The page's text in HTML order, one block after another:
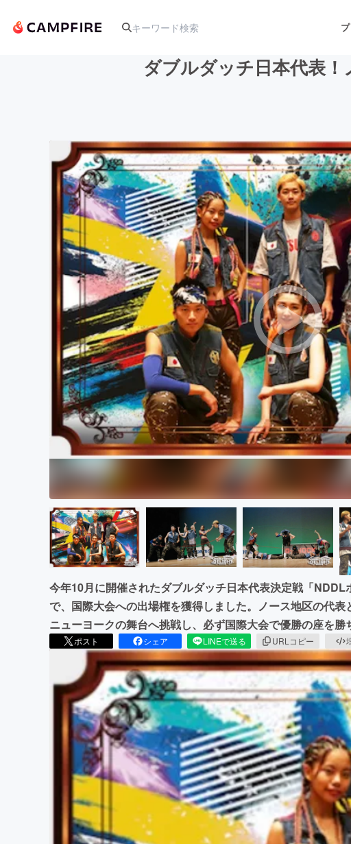
アート・写真 音楽
テクノロジー・ガジェット ゲー
映像・映画 書籍
ビジネス・起業 チャ
まちづくり・地域活性化
ダブルダッチ日本代表
今年10月に開催されたダブルダッチ日本代表決定戦「NDDL
で、国際大会への出場権を獲得しました。ノース地区の代
ニューヨークの舞台へ挑戦し、必ず国際大会で優勝の座を勝
ポスト シェア LINEで送る URLコピー